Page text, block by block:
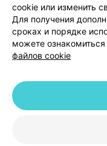
© 2026 ООО «Артокс Лаб»,
cookie или изменить
Для получения
сроках и порядке
можете
файлов cookie